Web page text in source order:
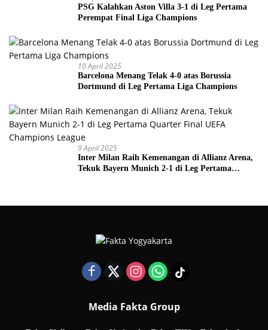
PSG Kalahkan Aston Villa 3-1 di Leg Pertama
Perempat Final Liga Champions
10 April 2025
Barcelona Menang Telak 4-0 atas Borussia
Dortmund di Leg Pertama Liga Champions
9 April 2025
Inter Milan Raih Kemenangan di Allianz Arena,
Tekuk Bayern Munich 2-1 di Leg Pertama
Media Fakta Group